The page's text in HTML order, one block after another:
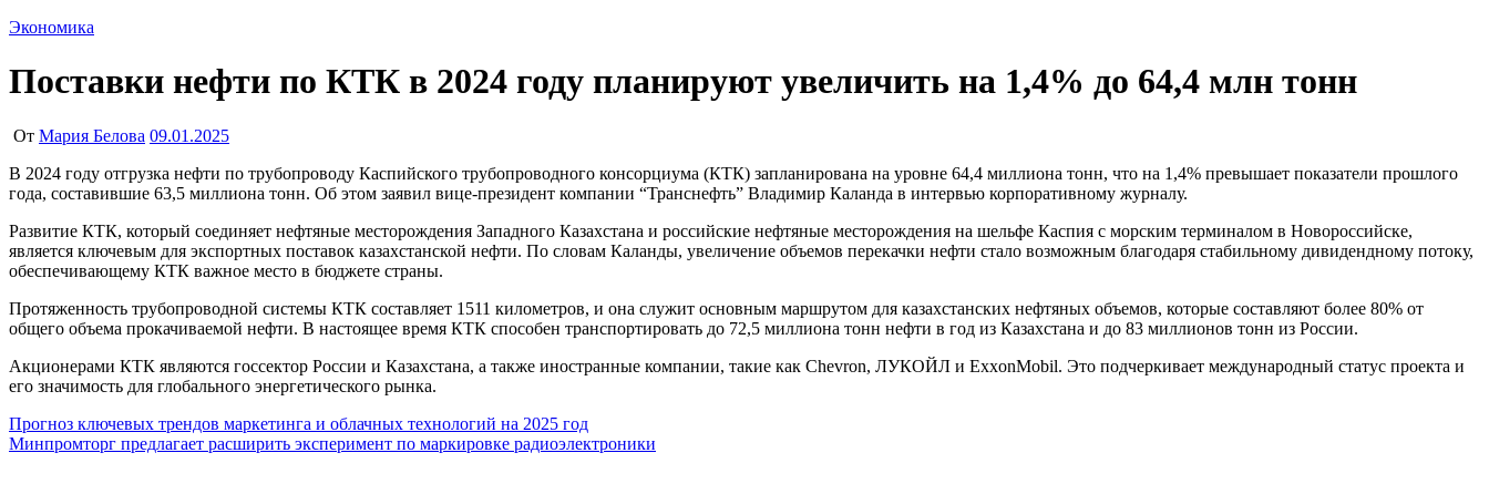
Экономика
Поставки нефти по КТК в 2024 году планируют увеличить на 1,4% до 64,4 млн тонн
От Мария Белова 09.01.2025
В 2024 году отгрузка нефти по трубопроводу Каспийского трубопроводного консорциума (КТК) запланирована на уровне 64,4 миллиона тонн, что на 1,4% превышает показатели прошлого
года, составившие 63,5 миллиона тонн. Об этом заявил вице-президент компании “Транснефть” Владимир Каланда в интервью корпоративному журналу.
Развитие КТК, который соединяет нефтяные месторождения Западного Казахстана и российские нефтяные месторождения на шельфе Каспия с морским терминалом в Новороссийске,
является ключевым для экспортных поставок казахстанской нефти. По словам Каланды, увеличение объемов перекачки нефти стало возможным благодаря стабильному дивидендному потоку,
обеспечивающему КТК важное место в бюджете страны.
Протяженность трубопроводной системы КТК составляет 1511 километров, и она служит основным маршрутом для казахстанских нефтяных объемов, которые составляют более 80% от
общего объема прокачиваемой нефти. В настоящее время КТК способен транспортировать до 72,5 миллиона тонн нефти в год из Казахстана и до 83 миллионов тонн из России.
Акционерами КТК являются госсектор России и Казахстана, а также иностранные компании, такие как Chevron, ЛУКОЙЛ и ExxonMobil. Это подчеркивает международный статус проекта и
его значимость для глобального энергетического рынка.
Навигация
по
Прогноз ключевых трендов маркетинга и облачных технологий на 2025 год
Минпромторг предлагает расширить эксперимент по маркировке радиоэлектроники